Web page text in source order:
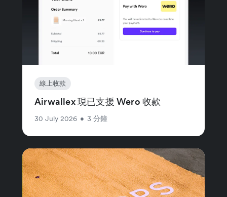
線上收款
Airwallex 現已支援 Wero 收款
30 July 2026 • 3 分鐘